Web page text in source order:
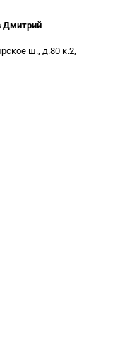
Дмитрий
ш., д.80 к.2,